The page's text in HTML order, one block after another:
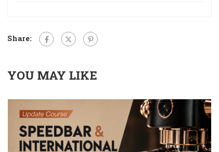
Share:
YOU MAY LIKE